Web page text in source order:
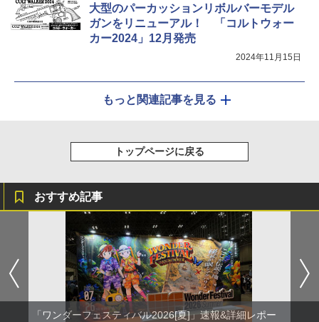
大型のパーカッションリボルバーモデル
ガンをリニューアル！ 「コルトウォー
カー2024」12月発売
2024年11月15日
もっと関連記事を見る
トップページに戻る
おすすめ記事
「ワンダーフェスティバル2026[夏]」速報&詳細レポー